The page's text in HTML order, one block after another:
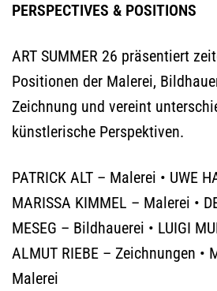
PERSPECTIVES & POSITIONS
ART SUMMER 26 präsentiert
Positionen der Malerei,
Zeichnung und vereint
künstlerische Perspektiven.
PATRICK ALT – Malerei • UWE
MARISSA KIMMEL – Malerei •
MESEG – Bildhauerei • LUIGI
ALMUT RIEBE – Zeichnungen •
Malerei